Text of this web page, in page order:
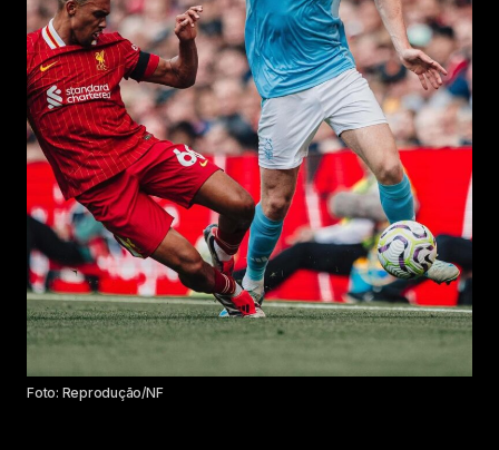
Foto: Reprodução/NF